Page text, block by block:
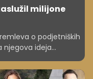
milijone
o podjetniških
njegova ideja